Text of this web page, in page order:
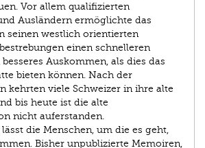
Vor allem qualifizierten
Ausländern ermöglichte das
seinen westlich orientierten
einen schnelleren
Auskommen, als dies das
bieten können. Nach der
kehrten viele Schweizer in ihre alte
bis heute ist die alte
nicht auferstanden.
die Menschen, um die es geht,
Bisher unpublizierte Memoiren,